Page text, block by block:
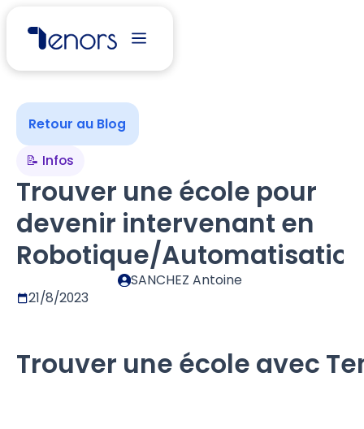
Retour au Blog
📝 Infos
Trouver une école pour
devenir intervenant en
Robotique/
SANCHEZ Antoine
21/8/2023
Trouver une école avec